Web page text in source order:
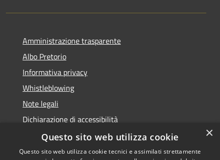
Amministrazione trasparente
Albo Pretorio
Informativa privacy
Whistleblowing
Note legali
Dichiarazione di accessibilità
Feedback accessibilità
×
Questo sito web utilizza cookie
Questo sito web utilizza cookie tecnici e assimilati strettamente